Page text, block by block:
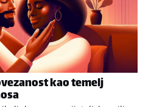
kao temelj